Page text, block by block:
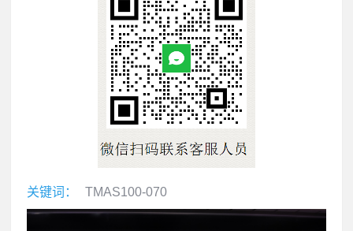
关键词： TMAS100-070